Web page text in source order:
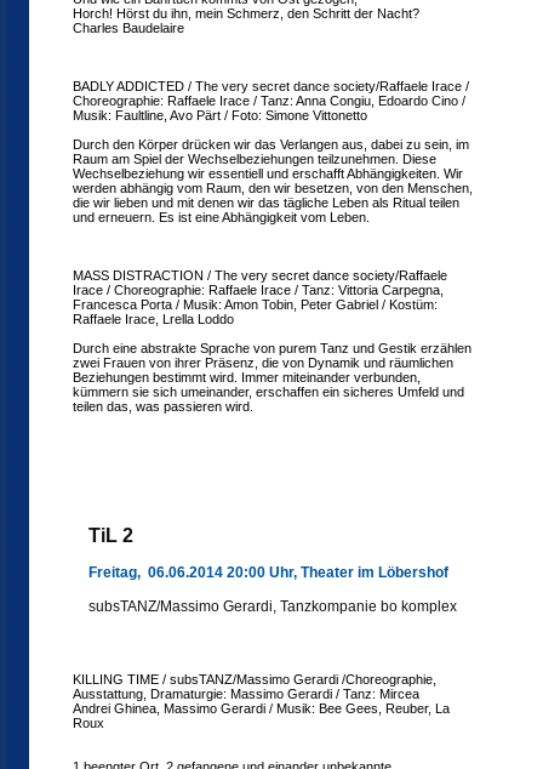
Horch! Hörst du ihn, mein Schmerz, den Schritt der Nacht?
Charles Baudelaire
BADLY ADDICTED / The very secret dance society/Raffaele Irace /
Choreographie: Raffaele Irace / Tanz: Anna Congiu, Edoardo Cino /
Musik: Faultline, Avo Pärt / Foto: Simone Vittonetto
Durch den Körper drücken wir das Verlangen aus, dabei zu sein, im
Raum am Spiel der Wechselbeziehungen teilzunehmen. Diese
Wechselbeziehung wir essentiell und erschafft Abhängigkeiten. Wir
werden abhängig vom Raum, den wir besetzen, von den Menschen,
die wir lieben und mit denen wir das tägliche Leben als Ritual teilen
und erneuern. Es ist eine Abhängigkeit vom Leben.
MASS DISTRACTION / The very secret dance society/Raffaele
Irace / Choreographie: Raffaele Irace / Tanz: Vittoria Carpegna,
Francesca Porta / Musik: Amon Tobin, Peter Gabriel / Kostüm:
Raffaele Irace, Lrella Loddo
Durch eine abstrakte Sprache von purem Tanz und Gestik erzählen
zwei Frauen von ihrer Präsenz, die von Dynamik und räumlichen
Beziehungen bestimmt wird. Immer miteinander verbunden,
kümmern sie sich umeinander, erschaffen ein sicheres Umfeld und
teilen das, was passieren wird.
TiL 2
Freitag, 06.06.2014 20:00 Uhr, Theater im Löbershof
subsTANZ/Massimo Gerardi, Tanzkompanie bo komplex
KILLING TIME / subsTANZ/Massimo Gerardi /Choreographie,
Ausstattung, Dramaturgie: Massimo Gerardi / Tanz: Mircea
Andrei Ghinea, Massimo Gerardi / Musik: Bee Gees, Reuber, La
Roux